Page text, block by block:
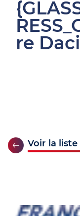
re
Voir la